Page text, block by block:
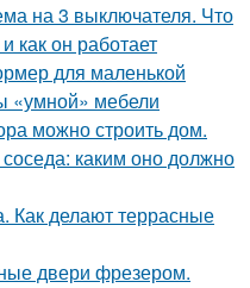
на 3 выключателя. Что
как он работает
для маленькой
«умной» мебели
можно строить дом.
каким оно должно
Как делают террасные
двери фрезером.